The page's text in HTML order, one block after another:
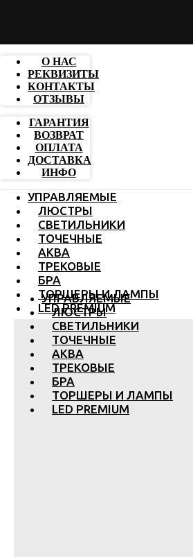
О НАС
РЕКВИЗИТЫ
КОНТАКТЫ
ОТЗЫВЫ
ГАРАНТИЯ
ВОЗВРАТ
ОПЛАТА
ДОСТАВКА
ИНФО
УПРАВЛЯЕМЫЕ
ЛЮСТРЫ
СВЕТИЛЬНИКИ
ТОЧЕЧНЫЕ
АКВА
ТРЕКОВЫЕ
БРА
ТОРШЕРЫ И ЛАМПЫ
LED PREMIUM
УПРАВЛЯЕМЫЕ
ЛЮСТРЫ
СВЕТИЛЬНИКИ
ТОЧЕЧНЫЕ
АКВА
ТРЕКОВЫЕ
БРА
ТОРШЕРЫ И ЛАМПЫ
LED PREMIUM